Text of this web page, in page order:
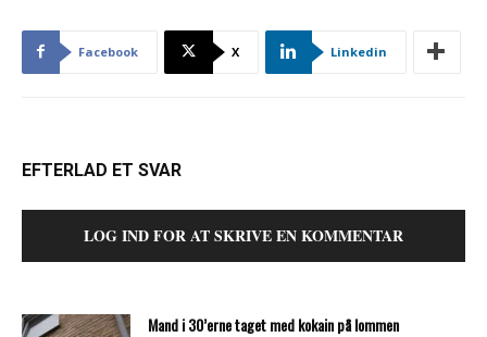
Facebook X Linkedin
EFTERLAD ET SVAR
LOG IND FOR AT SKRIVE EN KOMMENTAR
Mand i 30’erne taget med kokain på lommen